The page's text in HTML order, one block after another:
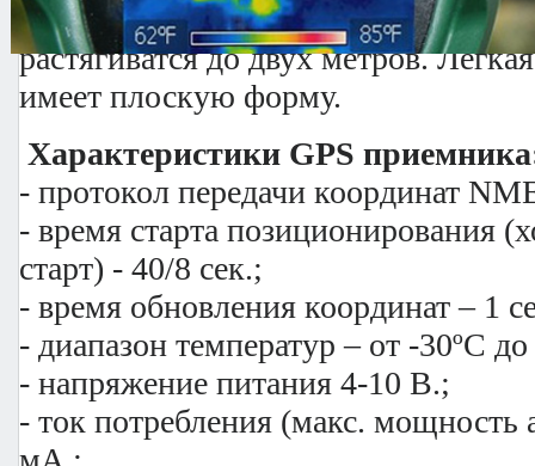
Провод устройства подключается
растягиватся до двух метров.
имеет плоскую форму.
Характеристики GPS
- протокол передачи координат
- время старта позиционирования
старт) - 40/8 сек.;
- время обновления координат – 1
- диапазон температур – от -30ºС
- напряжение питания 4-10 В.;
- ток потребления (макс. мощность